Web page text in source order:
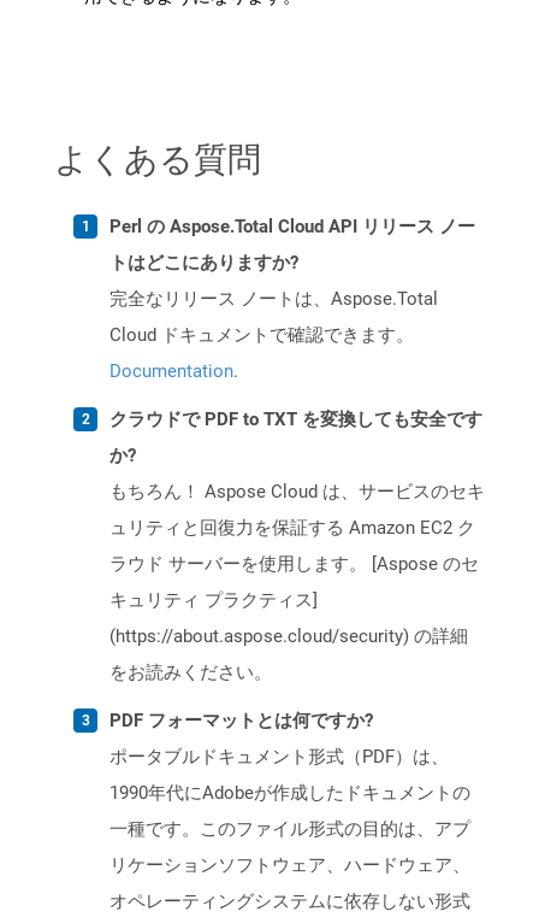
よくある質問
Perl の Aspose.Total Cloud API リリース ノー
トはどこにありますか?
完全なリリース ノートは、Aspose.Total
Cloud ドキュメントで確認できます。
Documentation.
クラウドで PDF to TXT を変換しても安全です
か?
もちろん！ Aspose Cloud は、サービスのセキ
ュリティと回復力を保証する Amazon EC2 ク
ラウド サーバーを使用します。 [Aspose のセ
キュリティ プラクティス]
(https://about.aspose.cloud/security) の詳細
をお読みください。
PDF フォーマットとは何ですか?
ポータブルドキュメント形式（PDF）は、
1990年代にAdobeが作成したドキュメントの
一種です。このファイル形式の目的は、アプ
リケーションソフトウェア、ハードウェア、
オペレーティングシステムに依存しない形式